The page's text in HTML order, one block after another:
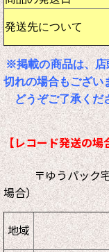
発送先について
※掲載の商品は、店
切れの場合もござい
どうぞご了承くだ
【レコード発送の場
〒ゆうパック宅
場合）
地域